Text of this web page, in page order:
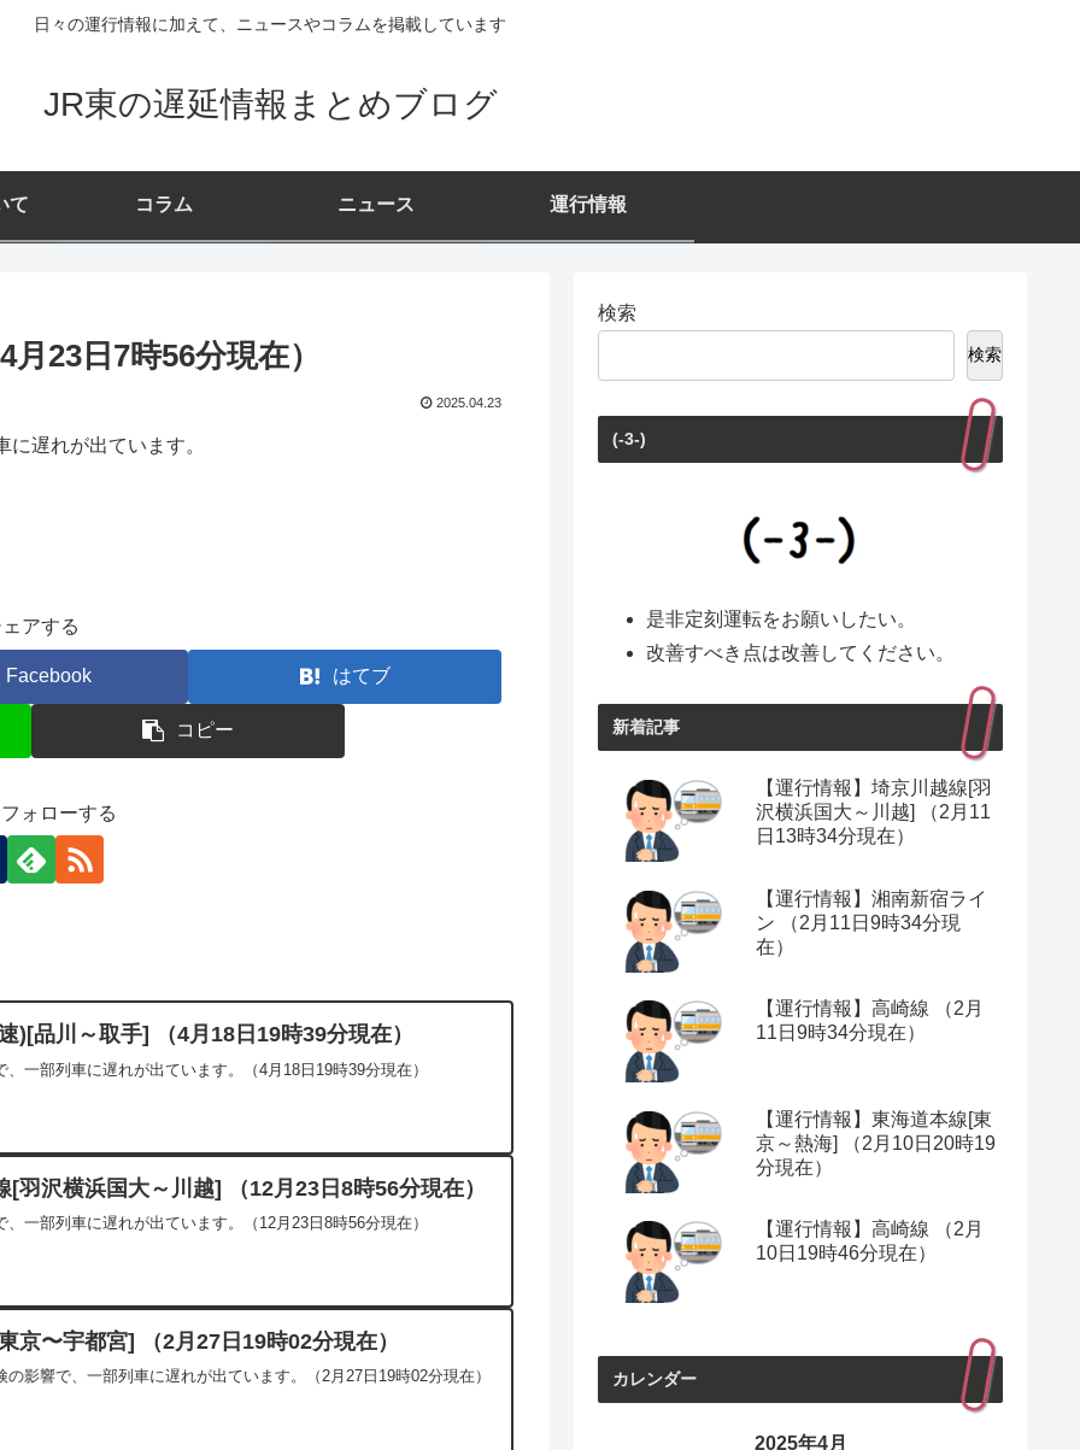
日々の運行情報に加えて、ニュースやコラムを掲載しています
JR東の遅延情報まとめブログ
て コラム ニュース 運行情報
23日7時56分現在）
2025.04.23
遅れが出ています。
ェアする
Facebook はてブ
コピー
ォローする
)[品川～取手] （4月18日19時39分現在）
一部列車に遅れが出ています。（4月18日19時39分現在）
[羽沢横浜国大～川越] （12月23日8時56分現在）
一部列車に遅れが出ています。（12月23日8時56分現在）
京〜宇都宮] （2月27日19時02分現在）
影響で、一部列車に遅れが出ています。（2月27日19時02分現在）
検索
検索
(-3-)
是非定刻運転をお願いしたい。
改善すべき点は改善してください。
新着記事
【運行情報】埼京川越線[羽
沢横浜国大～川越] （2月11
日13時34分現在）
【運行情報】湘南新宿ライ
ン （2月11日9時34分現
在）
【運行情報】高崎線 （2月
11日9時34分現在）
【運行情報】東海道本線[東
京～熱海] （2月10日20時19
分現在）
【運行情報】高崎線 （2月
10日19時46分現在）
カレンダー
2025年4月